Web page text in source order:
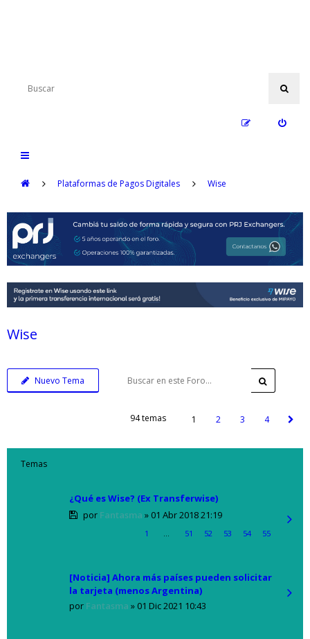
Plataformas de Pagos Digitales Wise
Wise
Nuevo Tema
94 temas 1 2 3 4
Temas
¿Qué es Wise? (Ex Transferwise)
por Fantasma » 01 Abr 2018 21:19
1 51 52 53 54 55
[Noticia] Ahora más países pueden solicitar
la tarjeta (menos Argentina)
por Fantasma » 01 Dic 2021 10:43